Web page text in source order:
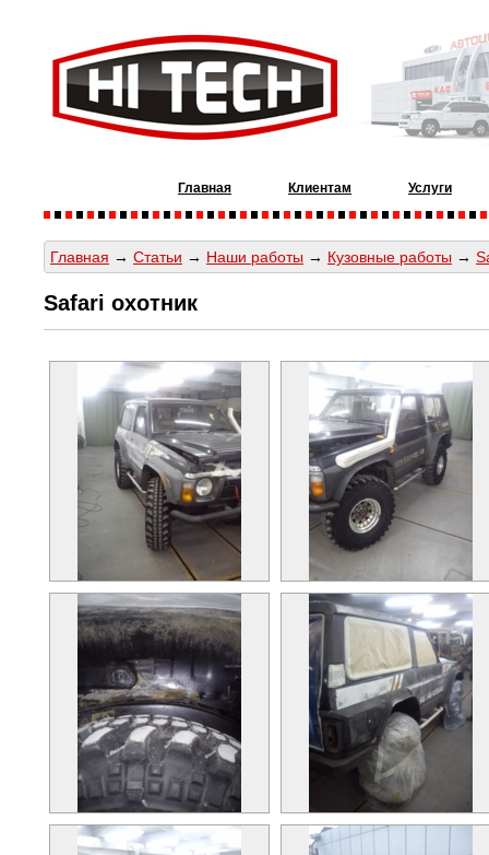
Главная Клиентам Услуги
Главная → Статьи → Наши работы → Кузовные работы →
Safari охотник